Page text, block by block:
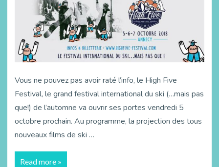
Vous ne pouvez pas avoir raté l’info, le High Five
Festival, le grand festival international du ski (…mais pas
que!) de l’automne va ouvrir ses portes vendredi 5
octobre prochain. Au programme, la projection des tous
nouveaux films de ski …
Read more »